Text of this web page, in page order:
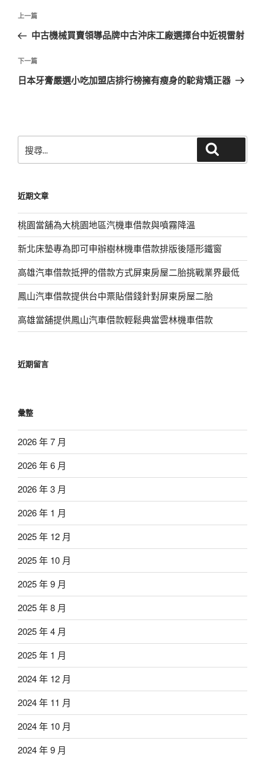
文
導
覽
上
一
文
章
上一篇
中古機械買賣領導品牌中古沖床工廠選擇台中近視雷射
下
一
下一篇
日本牙膏嚴選小吃加盟店排行榜擁有瘦身的駝背矯正器
尋
字:
近期文章
桃園當舖為大桃園地區汽機車借款與噴霧降溫
新北床墊專為即可申辦樹林機車借款排版後隱形鐵窗
高雄汽車借款抵押的借款方式屏東房屋二胎挑戰業界最低
鳳山汽車借款提供台中票貼借錢針對屏東房屋二胎
高雄當舖提供鳳山汽車借款輕鬆典當雲林機車借款
近期留言
彙整
2026 年 7 月
2026 年 6 月
2026 年 3 月
2026 年 1 月
2025 年 12 月
2025 年 10 月
2025 年 9 月
2025 年 8 月
2025 年 4 月
2025 年 1 月
2024 年 12 月
2024 年 11 月
2024 年 10 月
2024 年 9 月